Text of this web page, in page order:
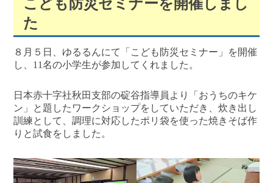
こども防災セミナーを開催しまし
た
８月５日、ゆるるんにて「こども防災セミナー」を開催
し、11名の小学生が参加してくれました。
日本赤十字社秋田支部の碇谷指導員より「おうちのキケ
ン」と題したワークショップをしていただき、炊き出し
訓練として、調理に対応したポリ袋を使った焼きそば作
りと試食をしました。